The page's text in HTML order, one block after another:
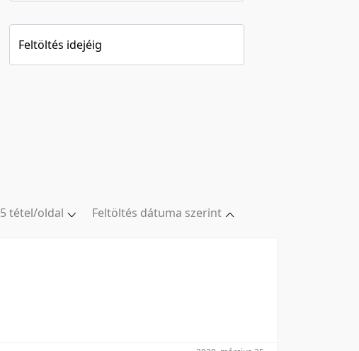
Feltöltés idejéig
Feltöltés dátuma szerint
5 tétel/oldal